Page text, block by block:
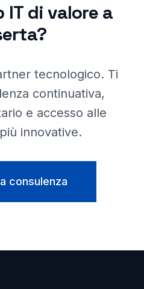
di valore a
?
tecnologico. Ti
continuativa,
e accesso alle
innovative.
consulenza